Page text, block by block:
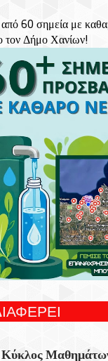
Σας, Μισώ Τα
Από Τις
Πανούση Οι
Σε Κάθε Ζωή:
Των
1978 Ο
Της Ολυμπιακής
Τζάμπο Με Έναν
Πάνω Από Τις
Χωροταξικό Για
Για
Υπό Πίεση
60 σημεία με
τον Δήμο Χανίων!